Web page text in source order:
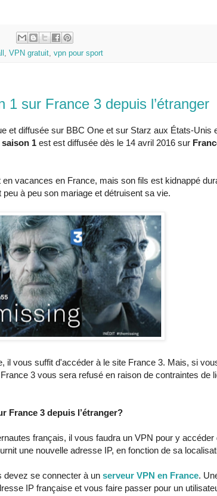
VPN gratuit vpn pour sport
1 sur France 3 depuis l’étranger
et diffusée sur BBC One et sur Starz aux États-Unis
1 est est diffusée dès le 14 avril 2016 sur
vacances en France, mais son fils est kidnappé
à peu son mariage et détruisent sa vie.
il vous suffit d'accéder à le site France 3. Mais, si
3 vous sera refusé en raison de contraintes de
France 3 depuis l’étranger?
français, il vous faudra un VPN pour y accéder
une nouvelle adresse IP, en fonction de sa
devez se connecter à un serveur VPN en France.
IP française et vous faire passer pour un